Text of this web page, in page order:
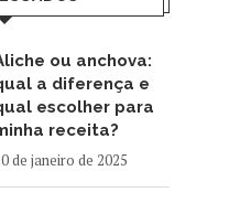
ou anchova:
a diferença e
escolher para
receita?
de janeiro de 2025